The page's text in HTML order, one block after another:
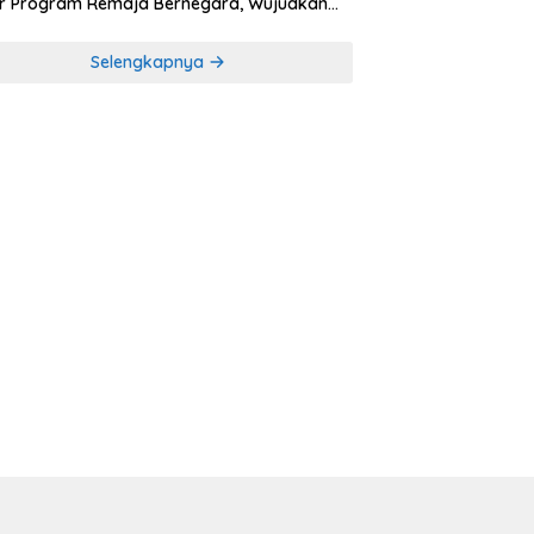
Selengkapnya